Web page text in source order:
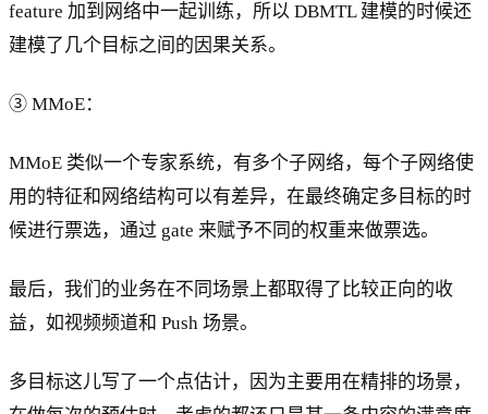
feature 加到网络中一起训练，所以 DBMTL 建模的时候还
建模了几个目标之间的因果关系。
③ MMoE：
MMoE 类似一个专家系统，有多个子网络，每个子网络使
用的特征和网络结构可以有差异，在最终确定多目标的时
候进行票选，通过 gate 来赋予不同的权重来做票选。
最后，我们的业务在不同场景上都取得了比较正向的收
益，如视频频道和 Push 场景。
多目标这儿写了一个点估计，因为主要用在精排的场景，